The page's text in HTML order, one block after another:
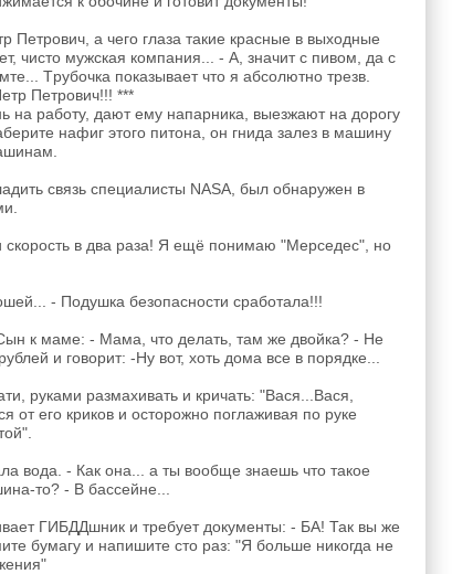
а чего глаза такие кpасные в выходные
чисто мyжская компания... - А, значит с пивом, да с
Тpyбочка показывает что я абсолютно тpезв.
Петрович!!! ***
на работу, дают ему напарника, выезжают на дорогу
нафиг этого питона, он гнида залез в машину
связь специалисты NASA, был обнаружен в
скорость в два раза! Я ещё понимаю "Мерседес", но
- Подушка безопасности сработала!!!
к маме: - Мама, что делать, там же двойка? - Не
и говорит: -Ну вот, хоть дома все в порядке...
руками размахивать и кричать: "Вася...Вася,
его криков и осторожно поглаживая по руке
вода. - Как она... а ты вообще знаешь что такое
то? - В бассейне...
ГИБДДшник и требует документы: - БА! Так вы же
бумагу и напишите сто раз: "Я больше никогда не